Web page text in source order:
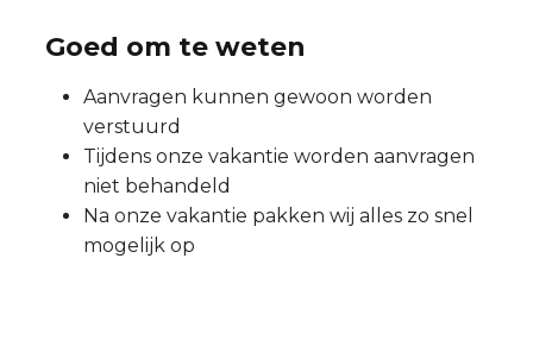
Goed om te weten
Aanvragen kunnen gewoon worden
verstuurd
Tijdens onze vakantie worden aanvragen
niet behandeld
Na onze vakantie pakken wij alles zo snel
mogelijk op